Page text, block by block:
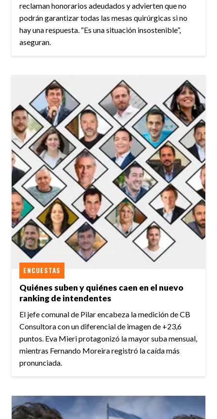
reclaman honorarios adeudados y advierten que no
podrán garantizar todas las mesas quirúrgicas si no
hay una respuesta. “Es una situación insostenible”,
aseguran.
Quiénes suben y quiénes caen en el nuevo
ranking de intendentes
ENCUESTAS
El jefe comunal de Pilar encabeza la medición de CB
Consultora con un diferencial de imagen de +23,6
puntos. Eva Mieri protagonizó la mayor suba mensual,
mientras Fernando Moreira registró la caída más
pronunciada.